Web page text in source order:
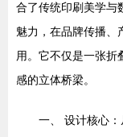
合了传统印刷美学与
魅力，在品牌传播、
用。它不仅是一张折
感的立体桥梁。
一、 设计核心：